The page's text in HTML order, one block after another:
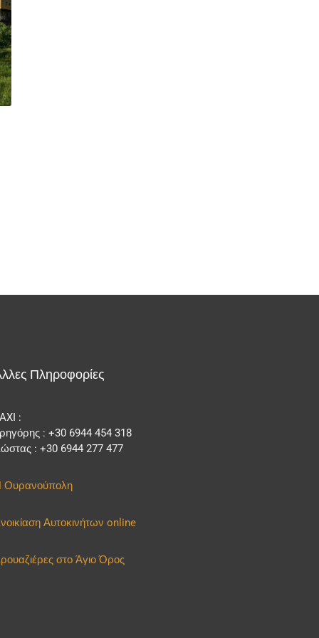
Πληροφορίες
:
: +30 6944 454 318
: +30 6944 277 477
Ουρανούπολη
Αυτοκινήτων online
στο Άγιο Όρος